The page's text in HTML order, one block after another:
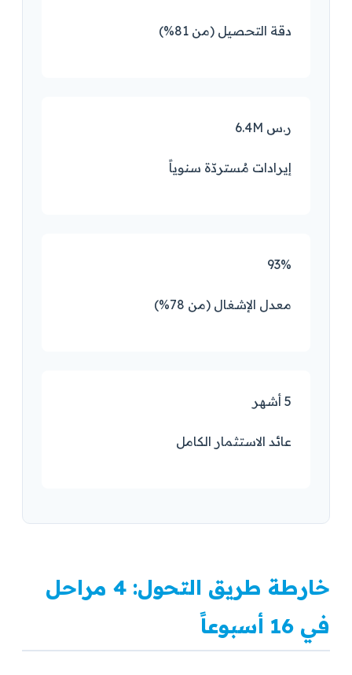
دقة التحصيل (من 81%)
6.4M ر.س
إيرادات مُستردّة سنوياً
93%
معدل الإشغال (من 78%)
5 أشهر
عائد الاستثمار الكامل
خارطة طريق التحول: 4 مراحل
في 16 أسبوعاً